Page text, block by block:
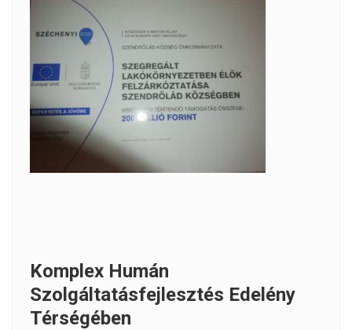
Komplex Humán
Szolgáltatásfejlesztés Edelény
Térségében